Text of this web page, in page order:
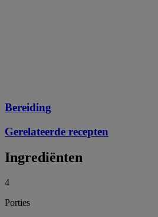
Bereiding
Gerelateerde recepten
Ingrediënten
4
Porties